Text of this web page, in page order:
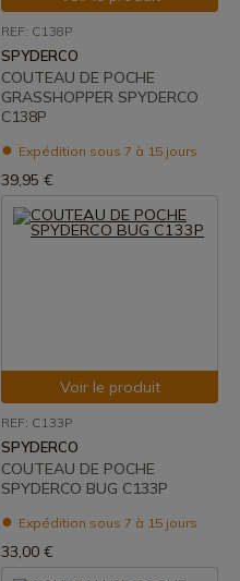
REF: C138P
SPYDERCO
COUTEAU DE POCHE
GRASSHOPPER SPYDERCO
C138P
Expédition sous 7 à 15 jours
39,95 €
Voir le produit
REF: C133P
SPYDERCO
COUTEAU DE POCHE
SPYDERCO BUG C133P
Expédition sous 7 à 15 jours
33,00 €